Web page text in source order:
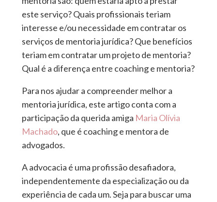
este serviço? Quais profissionais teriam
interesse e/ou necessidade em contratar os
serviços de mentoria jurídica? Que benefícios
teriam em contratar um projeto de mentoria?
Qual é a diferença entre coaching e mentoria?
Para nos ajudar a compreender melhor a
mentoria jurídica, este artigo conta com a
participação da querida amiga Maria Olívia
Machado, que é coaching e mentora de
advogados.
A advocacia é uma profissão desafiadora,
independentemente da especialização ou da
experiência de cada um. Seja para buscar uma